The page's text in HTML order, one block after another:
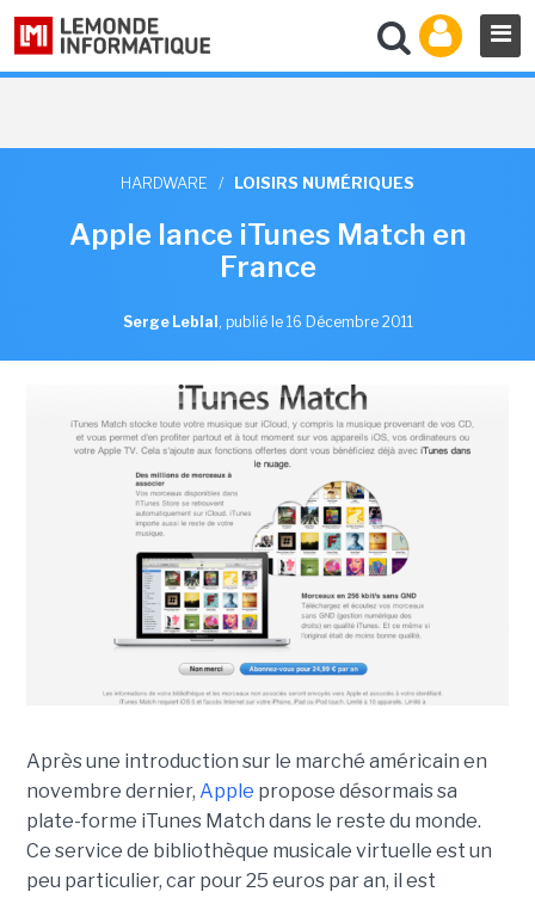
HARDWARE / LOISIRS NUMÉRIQUES
Apple lance iTunes Match en
France
Serge Leblal , publié le 16 Décembre 2011
Après une introduction sur le marché américain en
novembre dernier, Apple propose désormais sa
plate-forme iTunes Match dans le reste du monde.
Ce service de bibliothèque musicale virtuelle est un
peu particulier, car pour 25 euros par an, il est